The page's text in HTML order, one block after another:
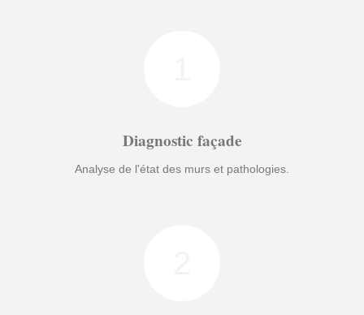
Diagnostic façade
Analyse de l'état des murs et pathologies.